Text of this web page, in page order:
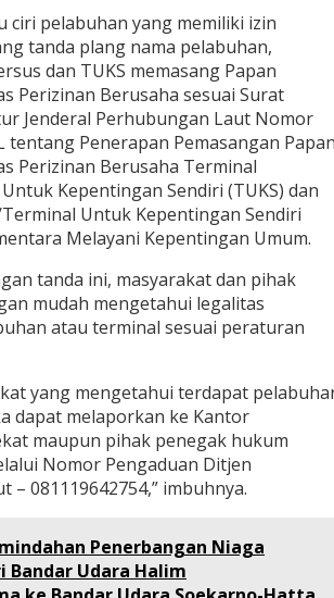
ciri pelabuhan yang memiliki izin
tanda plang nama pelabuhan,
dan TUKS memasang Papan
Perizinan Berusaha sesuai Surat
Jenderal Perhubungan Laut Nomor
tentang Penerapan Pemasangan
Perizinan Berusaha Terminal
Kepentingan Sendiri (TUKS) dan
Untuk Kepentingan Sendiri
Melayani Kepentingan Umum.
tanda ini, masyarakat dan pihak
mudah mengetahui legalitas
atau terminal sesuai peraturan
yang mengetahui terdapat
dapat melaporkan ke Kantor
maupun pihak penegak hukum
Nomor Pengaduan Ditjen
– 081119642754,” imbuhnya.
Penerbangan Niaga
Bandar Udara Halim